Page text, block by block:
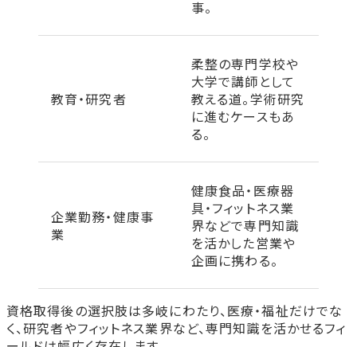
事。
教育・研究者
柔整の専門学校や
大学で講師として
教える道。学術研究
に進むケースもあ
る。
企業勤務・健康事
業
健康食品・医療器
具・フィットネス業
界などで専門知識
を活かした営業や
企画に携わる。
資格取得後の選択肢は多岐にわたり、医療・福祉だけでな
く、研究者やフィットネス業界など、専門知識を活かせるフィ